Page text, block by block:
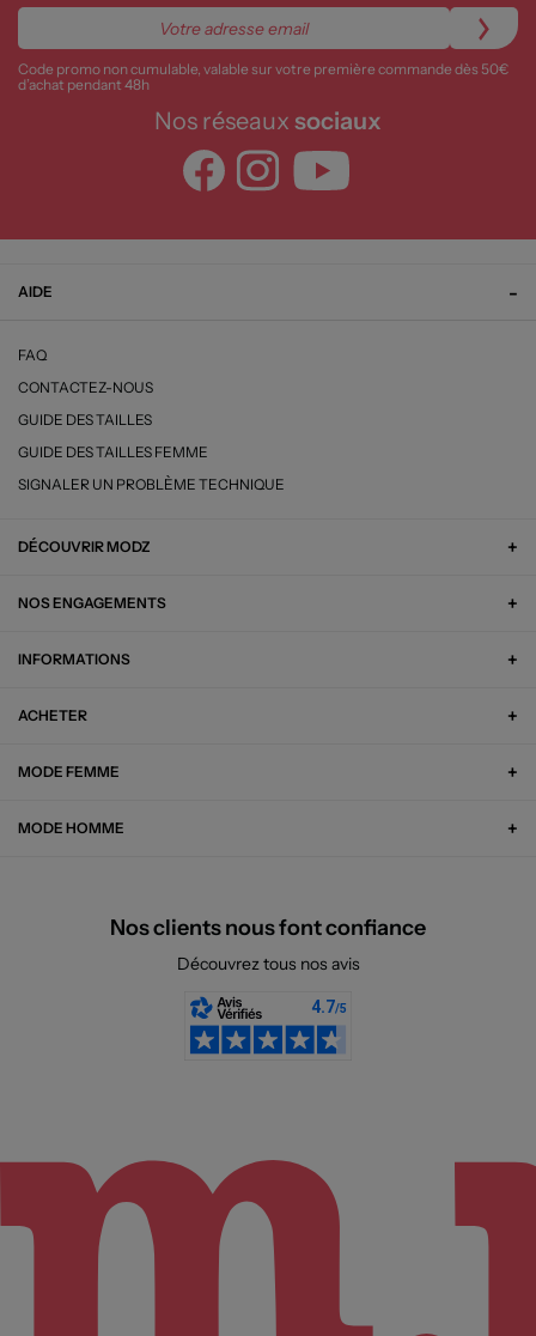
Code promo non cumulable, valable sur votre première commande dès 50€
d’achat pendant 48h
Nos réseaux sociaux
AIDE
FAQ
CONTACTEZ-NOUS
GUIDE DES TAILLES
GUIDE DES TAILLES FEMME
SIGNALER UN PROBLÈME TECHNIQUE
DÉCOUVRIR MODZ
NOS ENGAGEMENTS
INFORMATIONS
ACHETER
MODE FEMME
MODE HOMME
Nos clients nous font confiance
Découvrez tous nos avis